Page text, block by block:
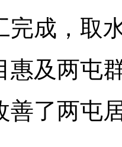
完成，取
惠及两屯
善了两屯